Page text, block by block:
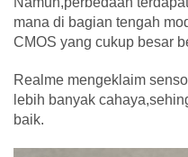
mana di bagian tengah
CMOS yang cukup besar
Realme mengeklaim
lebih banyak
baik.